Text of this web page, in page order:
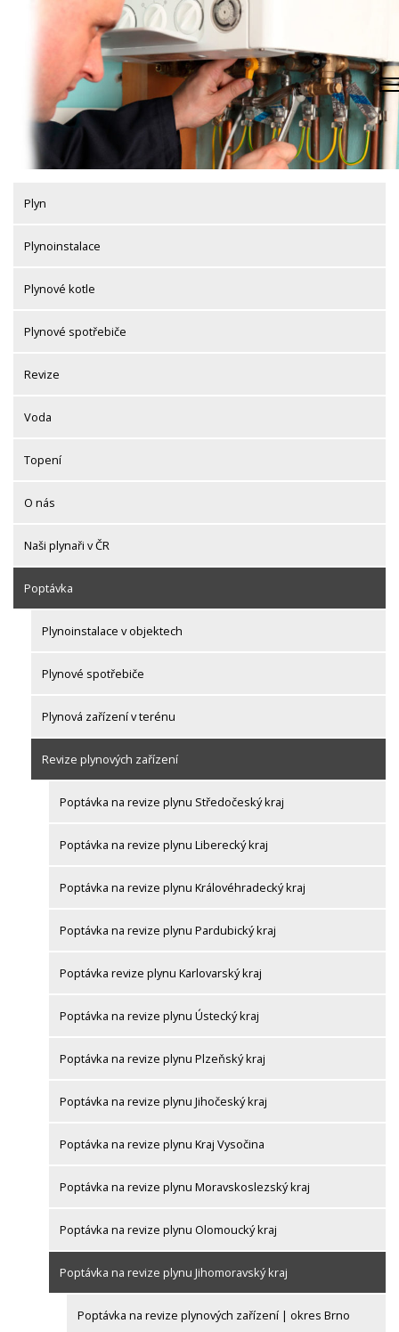
Plyn
Plynoinstalace
Plynové kotle
Plynové spotřebiče
Revize
Voda
Topení
O nás
Naši plynaři v ČR
Poptávka
Plynoinstalace v objektech
Plynové spotřebiče
Plynová zařízení v terénu
Revize plynových zařízení
Poptávka na revize plynu Středočeský kraj
Poptávka na revize plynu Liberecký kraj
Poptávka na revize plynu Královéhradecký kraj
Poptávka na revize plynu Pardubický kraj
Poptávka revize plynu Karlovarský kraj
Poptávka na revize plynu Ústecký kraj
Poptávka na revize plynu Plzeňský kraj
Poptávka na revize plynu Jihočeský kraj
Poptávka na revize plynu Kraj Vysočina
Poptávka na revize plynu Moravskoslezský kraj
Poptávka na revize plynu Olomoucký kraj
Poptávka na revize plynu Jihomoravský kraj
Poptávka na revize plynových zařízení | okres Brno